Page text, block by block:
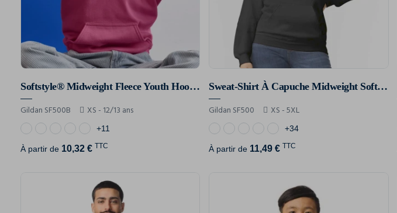
Softstyle® Midweight Fleece Youth Hoodie
Gildan SF500B XS - 12/13 ans
+11
À partir de 10,32 € TTC
Sweat-Shirt À Capuche Midweight Softstyle
Gildan SF500 XS - 5XL
+34
À partir de 11,49 € TTC